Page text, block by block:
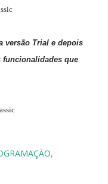
versão Trial e depois
funcionalidades que